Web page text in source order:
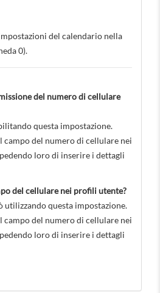
del calendario nella
0).
del numero di cellulare
questa impostazione.
campo del numero di cellulare nei
loro di inserire i dettagli
del cellulare nei profili utente?
utilizzando questa impostazione.
campo del numero di cellulare nei
loro di inserire i dettagli